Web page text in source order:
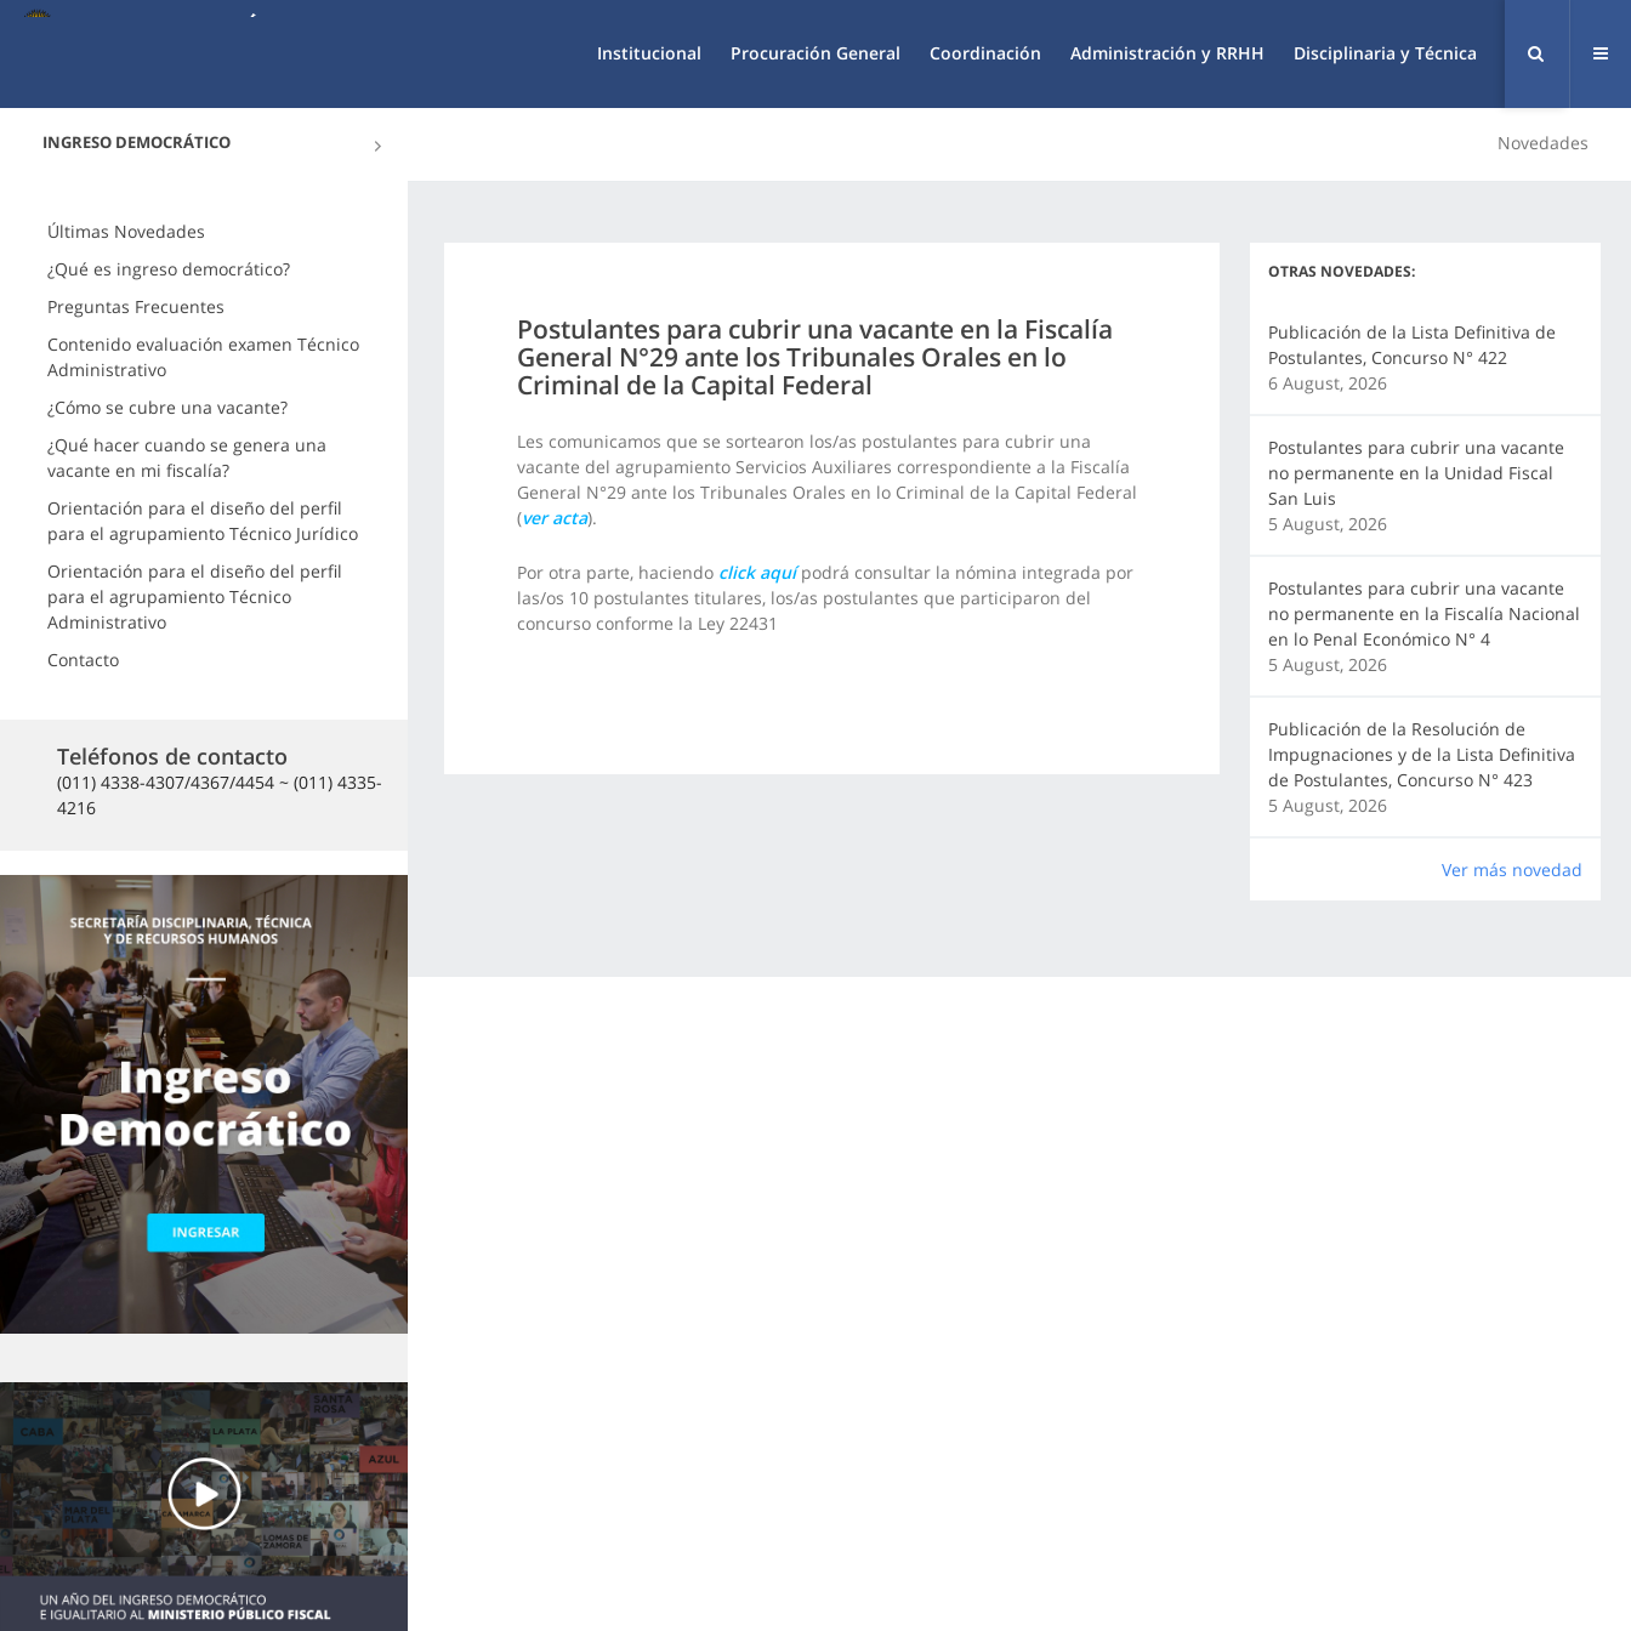
Institucional Procuración General Coordinación Administración y RRHH Disciplinaria y Técnica
INGRESO DEMOCRÁTICO Novedades
Últimas Novedades
¿Qué es ingreso democrático?
Preguntas Frecuentes
Contenido evaluación examen Técnico
Administrativo
¿Cómo se cubre una vacante?
¿Qué hacer cuando se genera una
vacante en mi fiscalía?
Orientación para el diseño del perfil
para el agrupamiento Técnico Jurídico
Orientación para el diseño del perfil
para el agrupamiento Técnico
Administrativo
Contacto
Teléfonos de contacto
(011) 4338-4307/4367/4454 ~ (011) 4335-
4216
Postulantes para cubrir una vacante en la Fiscalía
General N°29 ante los Tribunales Orales en lo
Criminal de la Capital Federal
Les comunicamos que se sortearon los/as postulantes para cubrir una
vacante del agrupamiento Servicios Auxiliares correspondiente a la Fiscalía
General N°29 ante los Tribunales Orales en lo Criminal de la Capital Federal
(ver acta).
Por otra parte, haciendo click aquí podrá consultar la nómina integrada por
las/os 10 postulantes titulares, los/as postulantes que participaron del
concurso conforme la Ley 22431
OTRAS NOVEDADES:
Publicación de la Lista Definitiva de
Postulantes, Concurso N° 422
6 August, 2026
Postulantes para cubrir una vacante
no permanente en la Unidad Fiscal
San Luis
5 August, 2026
Postulantes para cubrir una vacante
no permanente en la Fiscalía Nacional
en lo Penal Económico N° 4
5 August, 2026
Publicación de la Resolución de
Impugnaciones y de la Lista Definitiva
de Postulantes, Concurso N° 423
5 August, 2026
Ver más novedad